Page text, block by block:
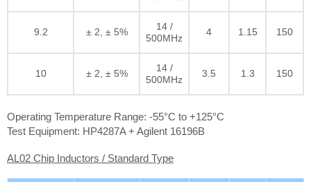
9.2 ± 2, ± 5%
14 /
500MHz
4 1.15 150
10 ± 2, ± 5%
14 /
500MHz
3.5 1.3 150
Operating Temperature Range: -55°C to +125°C
Test Equipment: HP4287A + Agilent 16196B
AL02 Chip Inductors / Standard Type